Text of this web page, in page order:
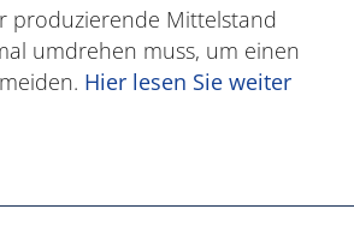
produzierende Mittelstand
umdrehen muss, um einen
Hier lesen Sie weiter